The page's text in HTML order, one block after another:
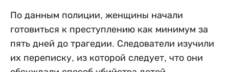
По данным полиции, женщины начали
готовиться к преступлению как минимум за
пять дней до трагедии. Следователи изучили
их переписку, из которой следует, что они